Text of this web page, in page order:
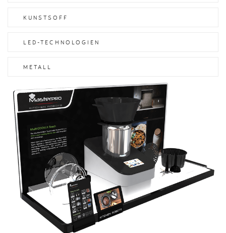
KUNSTSOFF
LED-TECHNOLOGIEN
METALL